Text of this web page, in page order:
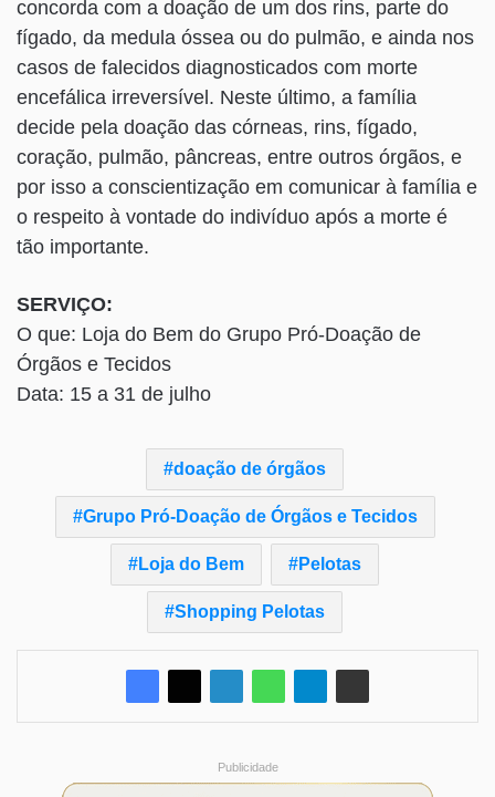
concorda com a doação de um dos rins, parte do
fígado, da medula óssea ou do pulmão, e ainda nos
casos de falecidos diagnosticados com morte
encefálica irreversível. Neste último, a família
decide pela doação das córneas, rins, fígado,
coração, pulmão, pâncreas, entre outros órgãos, e
por isso a conscientização em comunicar à família e
o respeito à vontade do indivíduo após a morte é
tão importante.
SERVIÇO:
O que: Loja do Bem do Grupo Pró-Doação de
Órgãos e Tecidos
Data: 15 a 31 de julho
doação de órgãos
Grupo Pró-Doação de Órgãos e Tecidos
Loja do Bem Pelotas
Shopping Pelotas
Publicidade